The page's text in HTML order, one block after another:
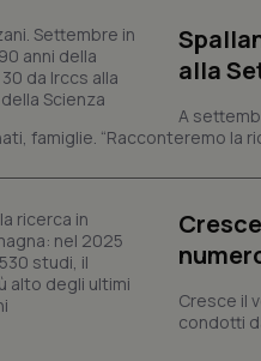
alla
A
famiglie. “Racconteremo la
Cresce il
condotti